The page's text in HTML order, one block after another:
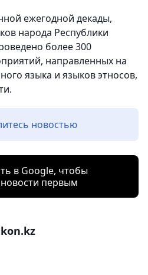
ежегодной декады,
народа Республики
более 300
направленных на
языка и языков этносов,
новостью
в Google, чтобы
первым